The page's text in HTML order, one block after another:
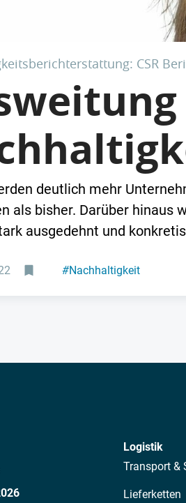
CSR
deutlich mehr
als bisher. Darüber hinaus
ausgedehnt und
#Nachhaltigkeit
Logistik
Transport &
Lieferketten